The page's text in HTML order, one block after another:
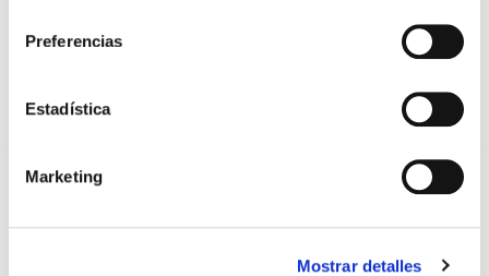
Preferencias
Estadística
Marketing
Mostrar detalles
TRÁFICO SUPRIME LAS EXENCIONES MÉDICAS PARA EL USO
EL AUMENTO DE PRIMAS A MUFACE NO MEJORA LAS
09/07/2026